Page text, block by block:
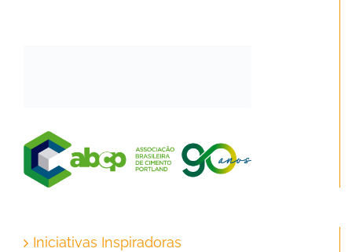
Iniciativas Inspiradoras